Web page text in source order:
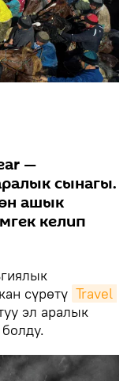
—
сынагы.
ашык
келип
сүрөтү Travel
эл аралык